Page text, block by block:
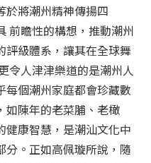
於將潮州精神傳揚四
前瞻性的構想，推動潮州
評級體系，讓其在全球舞
令人津津樂道的是潮州人
每個潮州家庭都會珍藏數
如陳年的老菜脯、老橄
健康智慧，是潮汕文化中
分。正如高佩璇所說，隨